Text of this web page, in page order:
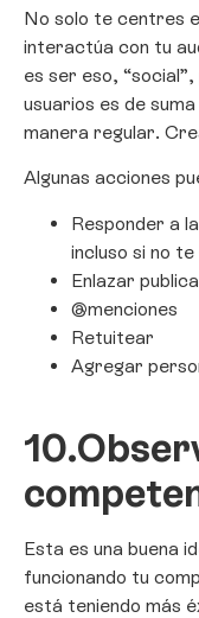
No solo te centres
interactúa con tu
es ser eso,
usuarios es de
manera regular.
Algunas acciones
Responder a
incluso si no
Enlazar
@menciones
Retuitear
Agregar
10.
Esta es una buena
funcionando tu
está teniendo más